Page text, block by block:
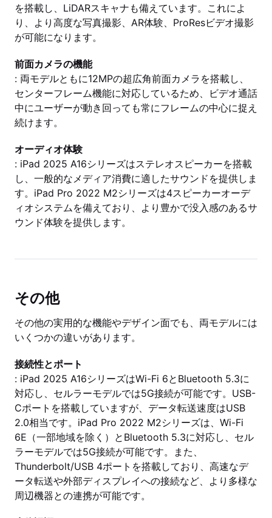
を搭載し、LiDARスキャナも備えています。これによ
り、より高度な写真撮影、AR体験、ProResビデオ撮影
が可能になります。
前面カメラの機能
: 両モデルともに12MPの超広角前面カメラを搭載し、
センターフレーム機能に対応しているため、ビデオ通話
中にユーザーが動き回っても常にフレームの中心に捉え
続けます。
オーディオ体験
: iPad 2025 A16シリーズはステレオスピーカーを搭載
し、一般的なメディア消費に適したサウンドを提供しま
す。iPad Pro 2022 M2シリーズは4スピーカーオーデ
ィオシステムを備えており、より豊かで没入感のあるサ
ウンド体験を提供します。
その他
その他の実用的な機能やデザイン面でも、両モデルには
いくつかの違いがあります。
接続性とポート
: iPad 2025 A16シリーズはWi-Fi 6とBluetooth 5.3に
対応し、セルラーモデルでは5G接続が可能です。USB-
Cポートを搭載していますが、データ転送速度はUSB
2.0相当です。iPad Pro 2022 M2シリーズは、Wi-Fi
6E（一部地域を除く）とBluetooth 5.3に対応し、セル
ラーモデルでは5G接続が可能です。また、
Thunderbolt/USB 4ポートを搭載しており、高速なデ
ータ転送や外部ディスプレイへの接続など、より多様な
周辺機器との連携が可能です。